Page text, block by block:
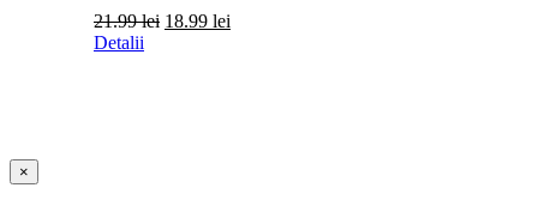
21.99lei Prețul
18.99 leiPrețul
Detalii
Close
product
×